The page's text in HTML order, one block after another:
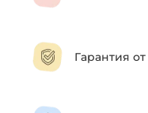
Гарантия